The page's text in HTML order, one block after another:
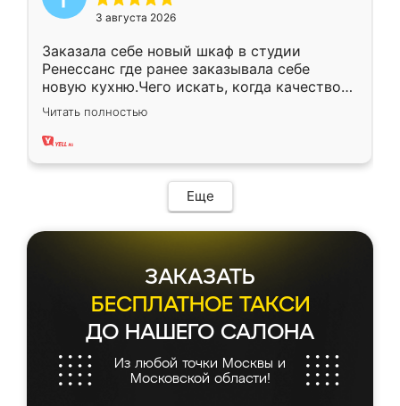
3 августа 2026
Заказала себе новый шкаф в студии
Ренессанс где ранее заказывала себе
новую кухню.Чего искать, когда качеством
вполне довольна. Служит кухня уже почти
два года, нареканий нет.
Читать полностью
Еще
ЗАКАЗАТЬ
БЕСПЛАТНОЕ ТАКСИ
ДО НАШЕГО САЛОНА
Из любой точки Москвы и
Московской области!